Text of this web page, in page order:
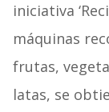
iniciativa
máquinas
frutas,
latas, se